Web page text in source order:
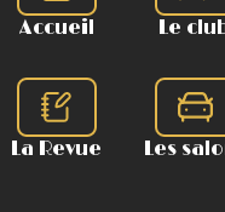
Accueil Le
La Revue Les